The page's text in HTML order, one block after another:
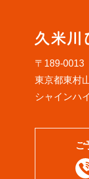
〒189-0013
東京都東村
シャインハ
ご